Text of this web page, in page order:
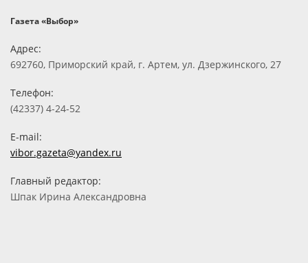
Газета «Выбор»
Адрес:
692760, Приморский край, г. Артем, ул. Дзержинского, 27
Телефон:
(42337) 4-24-52
E-mail:
vibor.gazeta@yandex.ru
Главный редактор:
Шпак Ирина Александровна